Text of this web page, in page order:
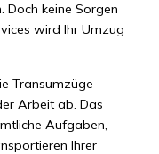
Doch keine Sorgen
wird Ihr Umzug
Transumzüge
Arbeit ab. Das
Aufgaben,
Ihrer